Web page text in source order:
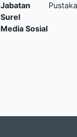
Jabatan
Surel
Media Sosial